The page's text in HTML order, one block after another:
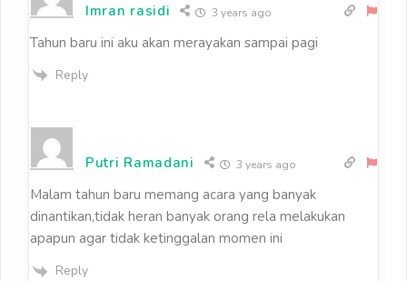
Imran rasidi 3 years ago
Tahun baru ini aku akan merayakan sampai pagi
Reply
Putri Ramadani 3 years ago
Malam tahun baru memang acara yang banyak
dinantikan,tidak heran banyak orang rela melakukan
apapun agar tidak ketinggalan momen ini
Reply